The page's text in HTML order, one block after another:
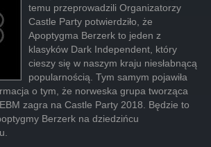
temu przeprowadzili Organizatorzy
Castle Party potwierdziło, że
Apoptygma Berzerk to jeden z
klasyków Dark Independent, który
cieszy się w naszym kraju niesłabnącą
popularnością. Tym samym pojawiła
o tym, że norweska grupa tworząca
zagra na Castle Party 2018. Będzie to
Berzerk na dziedzińcu